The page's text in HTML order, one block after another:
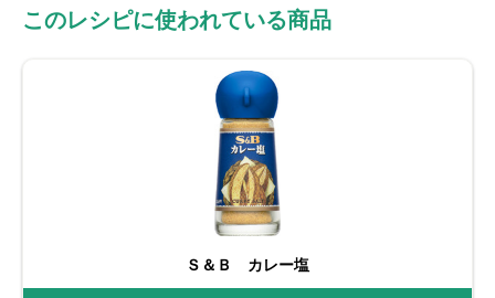
このレシピに使われている商品
Ｓ＆Ｂ カレー塩